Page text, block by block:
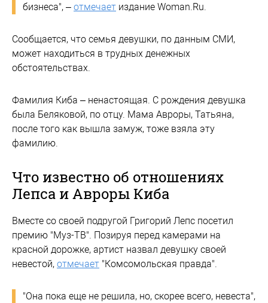
бизнеса", – отмечает издание Woman.Ru.
Сообщается, что семья девушки, по данным СМИ,
может находиться в трудных денежных
обстоятельствах.
Фамилия Киба – ненастоящая. С рождения девушка
была Беляковой, по отцу. Мама Авроры, Татьяна,
после того как вышла замуж, тоже взяла эту
фамилию.
Что известно об отношениях
Лепса и Авроры Киба
Вместе со своей подругой Григорий Лепс посетил
премию "Муз-ТВ". Позируя перед камерами на
красной дорожке, артист назвал девушку своей
невестой, отмечает "Комсомольская правда".
"Она пока еще не решила, но, скорее всего, невеста",